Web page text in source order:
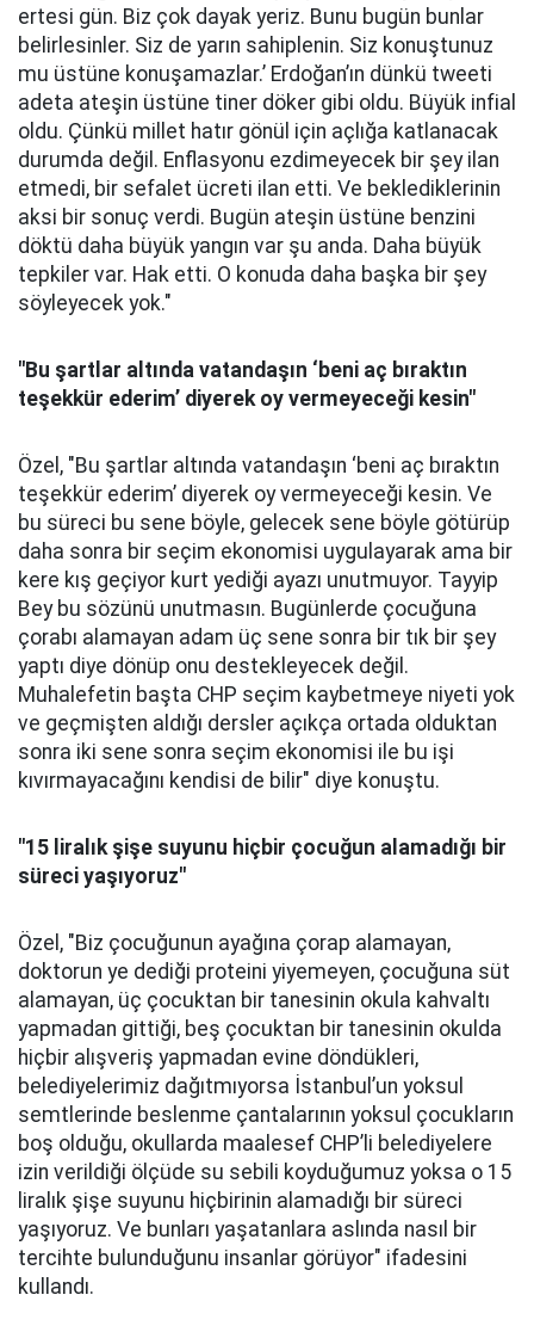
ertesi gün. Biz çok dayak yeriz. Bunu bugün bunlar
belirlesinler. Siz de yarın sahiplenin. Siz konuştunuz
mu üstüne konuşamazlar.’ Erdoğan’ın dünkü tweeti
adeta ateşin üstüne tiner döker gibi oldu. Büyük infial
oldu. Çünkü millet hatır gönül için açlığa katlanacak
durumda değil. Enflasyonu ezdimeyecek bir şey ilan
etmedi, bir sefalet ücreti ilan etti. Ve beklediklerinin
aksi bir sonuç verdi. Bugün ateşin üstüne benzini
döktü daha büyük yangın var şu anda. Daha büyük
tepkiler var. Hak etti. O konuda daha başka bir şey
söyleyecek yok."
"Bu şartlar altında vatandaşın ‘beni aç bıraktın
teşekkür ederim’ diyerek oy vermeyeceği kesin"
Özel, "Bu şartlar altında vatandaşın ‘beni aç bıraktın
teşekkür ederim’ diyerek oy vermeyeceği kesin. Ve
bu süreci bu sene böyle, gelecek sene böyle götürüp
daha sonra bir seçim ekonomisi uygulayarak ama bir
kere kış geçiyor kurt yediği ayazı unutmuyor. Tayyip
Bey bu sözünü unutmasın. Bugünlerde çocuğuna
çorabı alamayan adam üç sene sonra bir tık bir şey
yaptı diye dönüp onu destekleyecek değil.
Muhalefetin başta CHP seçim kaybetmeye niyeti yok
ve geçmişten aldığı dersler açıkça ortada olduktan
sonra iki sene sonra seçim ekonomisi ile bu işi
kıvırmayacağını kendisi de bilir" diye konuştu.
"15 liralık şişe suyunu hiçbir çocuğun alamadığı bir
süreci yaşıyoruz"
Özel, "Biz çocuğunun ayağına çorap alamayan,
doktorun ye dediği proteini yiyemeyen, çocuğuna süt
alamayan, üç çocuktan bir tanesinin okula kahvaltı
yapmadan gittiği, beş çocuktan bir tanesinin okulda
hiçbir alışveriş yapmadan evine döndükleri,
belediyelerimiz dağıtmıyorsa İstanbul’un yoksul
semtlerinde beslenme çantalarının yoksul çocukların
boş olduğu, okullarda maalesef CHP’li belediyelere
izin verildiği ölçüde su sebili koyduğumuz yoksa o 15
liralık şişe suyunu hiçbirinin alamadığı bir süreci
yaşıyoruz. Ve bunları yaşatanlara aslında nasıl bir
tercihte bulunduğunu insanlar görüyor" ifadesini
kullandı.